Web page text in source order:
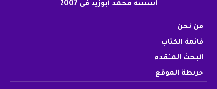
أسسه محمد أبوزيد فى 2007
من نحن
قائمة الكتاب
البحث المتقدم
خريطة الموقع